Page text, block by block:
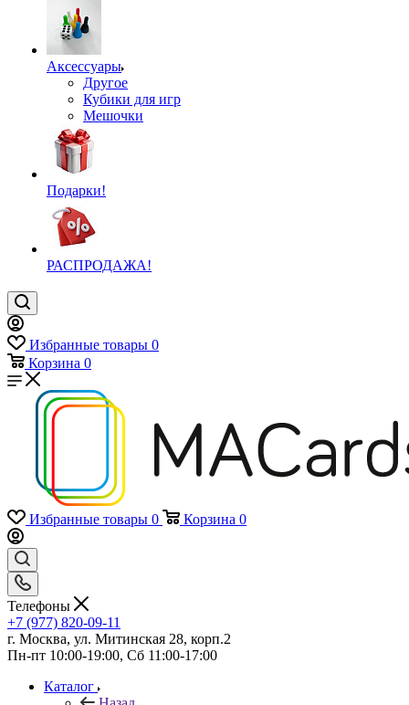
Аксессуары
Другое
Кубики для игр
Мешочки
Подарки!
РАСПРОДАЖА!
Избранные товары 0
Корзина 0
Избранные товары 0 Корзина 0
Телефоны
+7 (977) 820-09-11
г. Москва, ул. Митинская 28, корп.2
Пн-пт 10:00-19:00, Сб 11:00-17:00
Каталог